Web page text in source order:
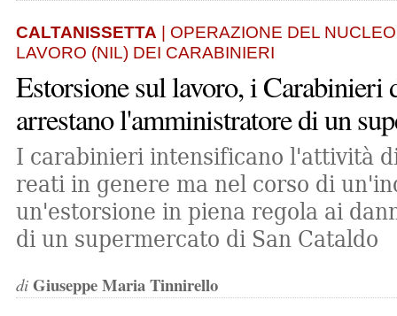
CALTANISSETTA | OPERAZIONE DEL
LAVORO (NIL) DEI CARABINIERI
Estorsione sul lavoro, i Carabinieri
arrestano l'amministratore di un
I carabinieri intensificano l'attività
reati in genere ma nel corso di
un'estorsione in piena regola ai
di un supermercato di San Cataldo
di Giuseppe Maria Tinnirello